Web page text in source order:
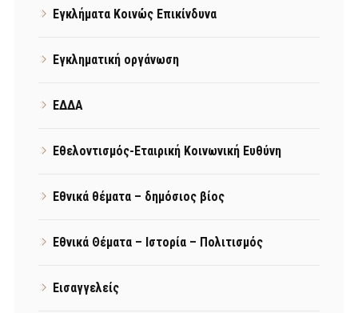
Εγκλήματα Κοινώς Επικίνδυνα
Εγκληματική οργάνωση
ΕΔΔΑ
Εθελοντισμός-Εταιρική Κοινωνική Ευθύνη
Εθνικά θέματα – δημόσιος βίος
Εθνικά Θέματα – Ιστορία – Πολιτισμός
Εισαγγελείς